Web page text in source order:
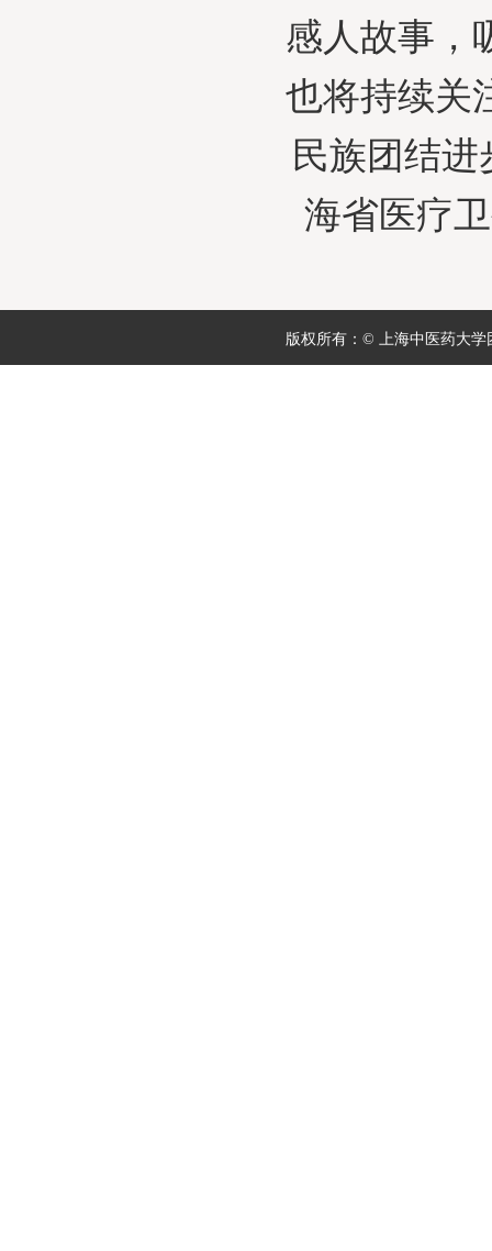
感人故事，
也将持续关
民族团结
海省医疗
版权所有：© 上海中医药大学